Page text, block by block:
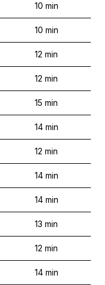
10 min
10 min
12 min
12 min
15 min
14 min
12 min
14 min
14 min
13 min
12 min
14 min